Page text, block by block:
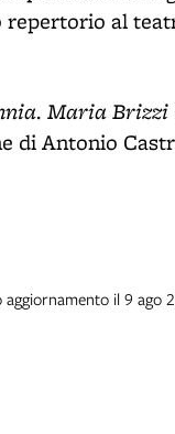
repertorio al
Maria Brizzi
di Antonio
il 9 ago